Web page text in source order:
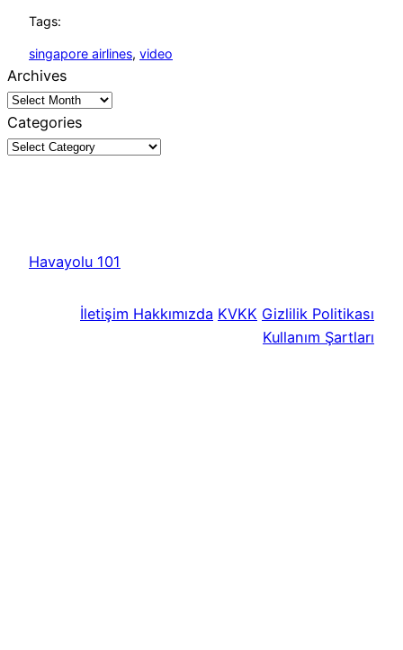
Tags:
singapore airlines, video
Archives
Categories
Havayolu 101
İletişim Hakkımızda KVKK Gizlilik Politikası
Kullanım Şartları